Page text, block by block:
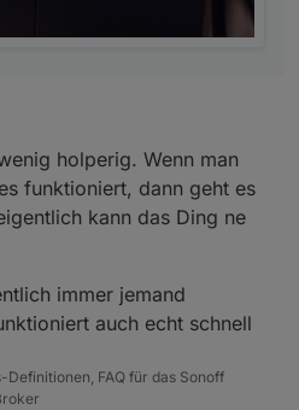
null,
holperig. Wenn man
funktioniert, dann geht es
kann das Ding ne
immer jemand
auch echt schnell
FAQ für das Sonoff